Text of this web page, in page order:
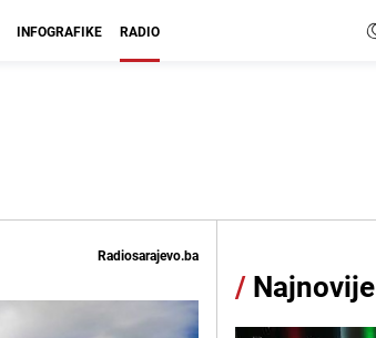
INFOGRAFIKE RADIO
Radiosarajevo.ba
/ Najnovije